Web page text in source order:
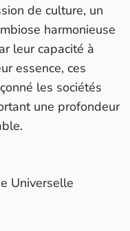
de culture, un
harmonieuse
leur capacité à
essence, ces
les sociétés
une profondeur
Universelle